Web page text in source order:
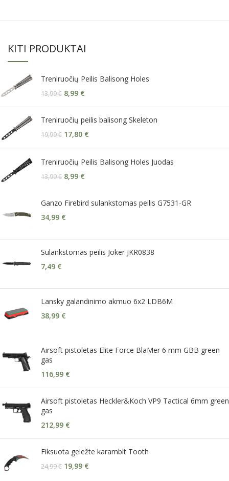
KITI PRODUKTAI
Treniruočių Peilis Balisong Holes
13,99€ 8,99 €
Treniruočių peilis balisong Skeleton
19,99€ 17,80 €
Treniruočių Peilis Balisong Holes Juodas
13,99€ 8,99 €
Ganzo Firebird sulankstomas peilis G7531-GR
34,99 €
Sulankstomas peilis Joker JKR0838
7,49 €
Lansky galandinimo akmuo 6x2 LDB6M
38,99 €
Airsoft pistoletas Elite Force BlaMer 6 mm GBB green
gas
116,99 €
Airsoft pistoletas Heckler&Koch VP9 Tactical 6mm green
gas
212,99 €
Fiksuota geležte karambit Tooth
24,99€ 19,99 €